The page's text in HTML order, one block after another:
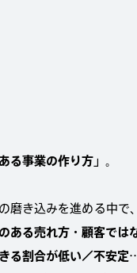
る事業の作り方」 。
磨き込みを進める中で
ある売れ方・顧客では
る割合が低い／不安定